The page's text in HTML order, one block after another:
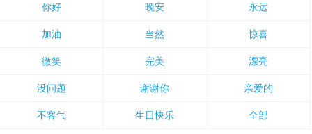
你好 晚安 永远
加油 当然 惊喜
微笑 完美 漂亮
没问题 谢谢你 亲爱的
不客气 生日快乐 全部